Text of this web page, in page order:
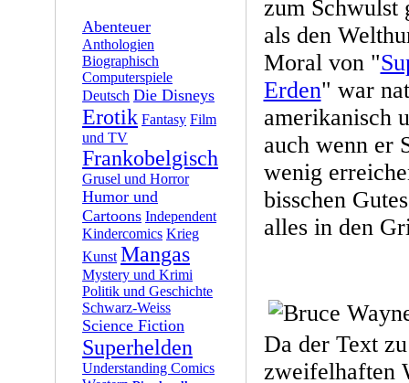
Abenteuer
Anthologien
Biographisch
Computerspiele
Deutsch Die Disneys
Erotik Fantasy Film
und TV
Frankobelgisch
Grusel und Horror
Humor und
Cartoons Independent
Kindercomics Krieg
Kunst Mangas
Mystery und Krimi
Politik und Geschichte
Schwarz-Weiss
Science Fiction
Superhelden
Understanding Comics
zum Schwulst
als den
Moral von "
Erden" war
amerikanisch
auch wenn er
wenig
bisschen
alles in den
Da der Text
zweifelhaften